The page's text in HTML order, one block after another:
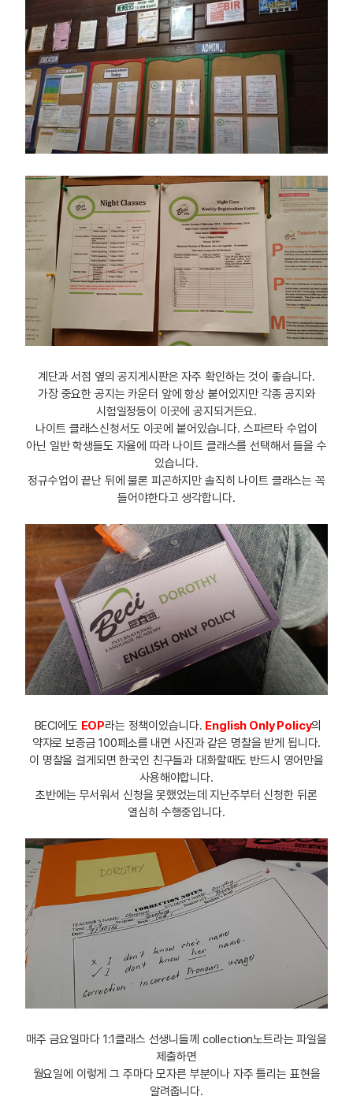
계단과 서점 옆의 공지게시판은 자주 확인하는 것이 좋습니다.
가장 중요한 공지는 카운터 앞에 항상 붙어있지만 각종 공지와
시험일정등이 이곳에 공지되거든요.
나이트 클래스신청서도 이곳에 붙어있습니다. 스파르타 수업이
아닌 일반 학생들도 자율에 따라 나이트 클래스를 선택해서 들을 수
있습니다.
정규수업이 끝난 뒤에 물론 피곤하지만 솔직히 나이트 클래스는 꼭
들어야한다고 생각합니다.
BECI에도 EOP라는 정책이있습니다. English Only Policy의
약쟈로 보증금 100페소를 내면 사진과 같은 명찰을 받게 됩니다.
이 명찰을 걸게되면 한국인 친구들과 대화할때도 반드시 영어만을
사용해야합니다.
초반에는 무서워서 신청을 못했었는데 지난주부터 신청한 뒤론
열심히 수행중입니다.
매주 금요일마다 1:1클래스 선생니들께 collection노트라는 파일을
제출하면
월요일에 이렇게 그 주마다 모자른 부분이나 자주 틀리는 표현을
알려줍니다.